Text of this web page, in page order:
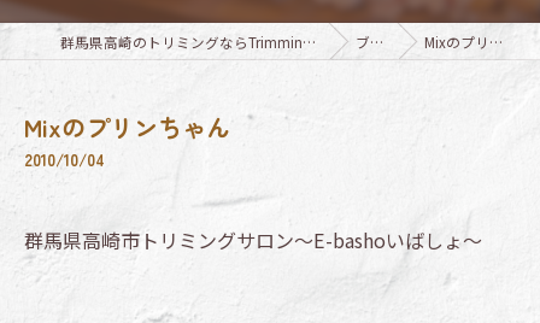
群馬県高崎のトリミングならTrimming Salon E-basho ブログ Mixのプリンちゃん
Mixのプリンちゃん
2010/10/04
群馬県高崎市トリミングサロン～E-bashoいばしょ～